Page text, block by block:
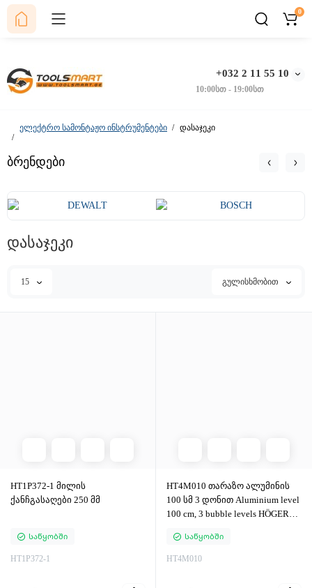
+032 2 11 55 10
10:00სთ - 19:00სთ
0
ელექტრო სამონტაჟო ინსტრუმენტები დასაჯეკი
ბრენდები
დასაჯეკი
15 გულისხმობით
HT1P372-1 მილის
ქანჩგასაღები 250 მმ
Საწყობში
HT1P372-1
HT4M010 თარაზო ალუმინის
100 სმ 3 დონით Aluminium level
100 cm, 3 bubble levels HÖGERT
Საწყობში
HT4M010